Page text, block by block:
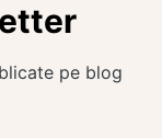
pe blog